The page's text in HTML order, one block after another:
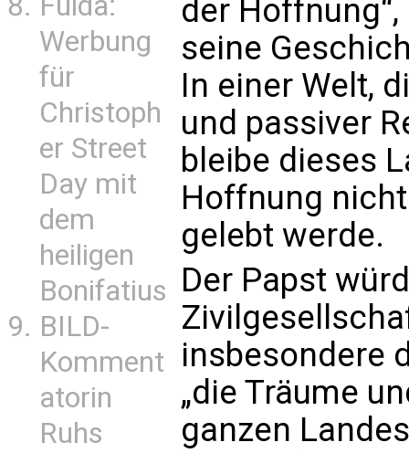
Werbung
für
Christoph
er Street
Day mit
dem
heiligen
Bonifatius
BILD-
Komment
atorin
Ruhs
der
seine
In einer Welt,
und passiver
bleibe dieses
Hoffnung
gelebt werde.
Der Papst
insbesondere
„die Träume
ganzen